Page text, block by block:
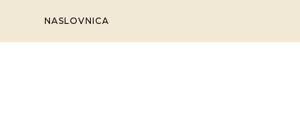
content
NASLOVNICA